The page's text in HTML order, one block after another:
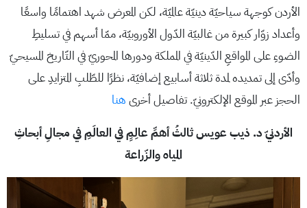
الأردن كوجهة سياحيّة دينيّة عالميّة، لكن المعرض شهد اهتمامًا واسعًا
وأعداد زوّار كبيرة من غالبيّة الدّول الأوروبيّة، ممّا أسهم في تسليطِ
الضوءِ على المواقعِ الدّينيّة في المملكة ودورها المحوريّ في التّاريخ المسيحيّ
وأدّى إلى تمديده لمدة ثلاثة أسابيع إضافيّة، نظرًا للطّلبِ المتزايدِ على
الحجز عبر الموقع الإلكترونيّ. تفاصيل أخرى هنا
الأردنيّ د. ذيب عويس ثالثُ أهمِّ عالِمٍ في العالَمِ في مجالِ أبحاثِ
المياه والزّراعة